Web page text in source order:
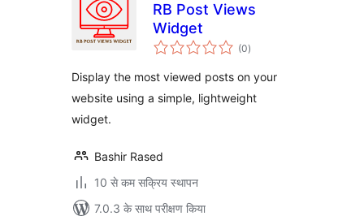
RB Post Views
Widget
(0कुल
दर)
Display the most viewed posts on your
website using a simple, lightweight
widget.
Bashir Rased
10 से कम सक्रिय स्थापन
7.0.3 के साथ परीक्षण किया